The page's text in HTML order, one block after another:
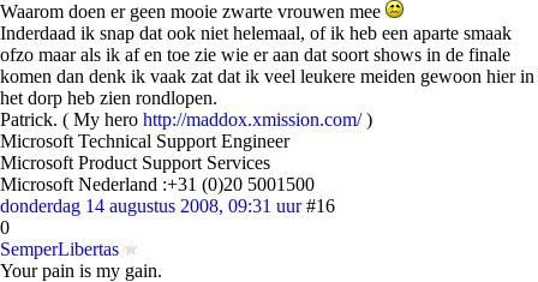
Waarom doen er geen mooie zwarte vrouwen mee
Inderdaad ik snap dat ook niet helemaal, of ik heb een aparte smaak
ofzo maar als ik af en toe zie wie er aan dat soort shows in de finale
komen dan denk ik vaak zat dat ik veel leukere meiden gewoon hier in
het dorp heb zien rondlopen.
Patrick. ( My hero http://maddox.xmission.com/)
Microsoft Technical Support Engineer
Microsoft Product Support Services
Microsoft Nederland :+31 (0)20 5001500
donderdag 14 augustus 2008, 09:31 uur #16
0
SemperLibertas
Your pain is my gain.